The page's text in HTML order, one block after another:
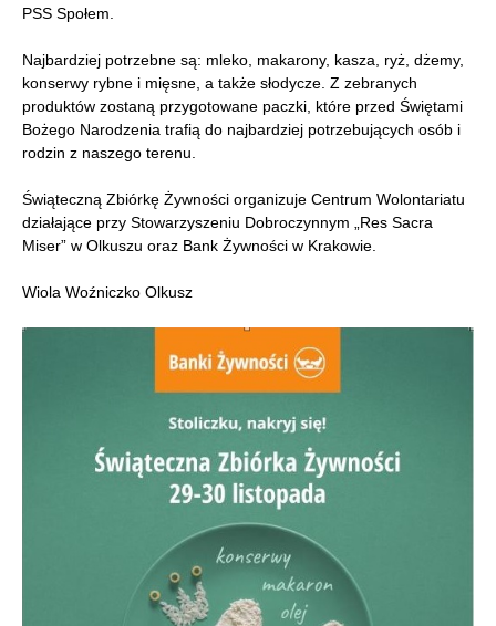
PSS Społem.
Najbardziej potrzebne są: mleko, makarony, kasza, ryż, dżemy,
konserwy rybne i mięsne, a także słodycze. Z zebranych
produktów zostaną przygotowane paczki, które przed Świętami
Bożego Narodzenia trafią do najbardziej potrzebujących osób i
rodzin z naszego terenu.
Świąteczną Zbiórkę Żywności organizuje Centrum Wolontariatu
działające przy Stowarzyszeniu Dobroczynnym „Res Sacra
Miser” w Olkuszu oraz Bank Żywności w Krakowie.
Wiola Woźniczko Olkusz